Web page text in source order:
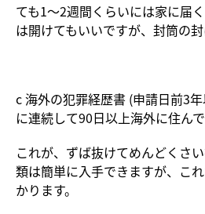
ても1〜2週間くらいには家に届
は開けてもいいですが、封筒の封
c 海外の犯罪経歴書 (申請日前3
に連続して90日以上海外に住ん
これが、ずば抜けてめんどくさ
類は簡単に入手できますが、こ
かります。